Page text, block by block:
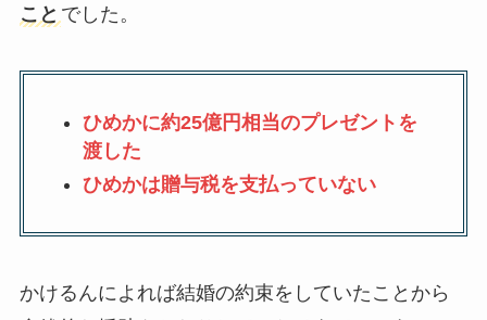
こと でした。
ひめかに約25億円相当のプレゼントを
渡した
ひめかは贈与税を支払っていない
かけるんによれば結婚の約束をしていたことから